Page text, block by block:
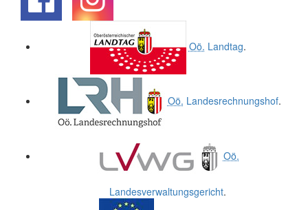
Oö. Landtag.
Oö. Landesrechnungshof.
Oö.
Landesverwaltungsgericht.